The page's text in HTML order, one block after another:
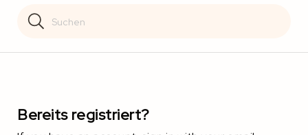
Search
Bereits registriert?